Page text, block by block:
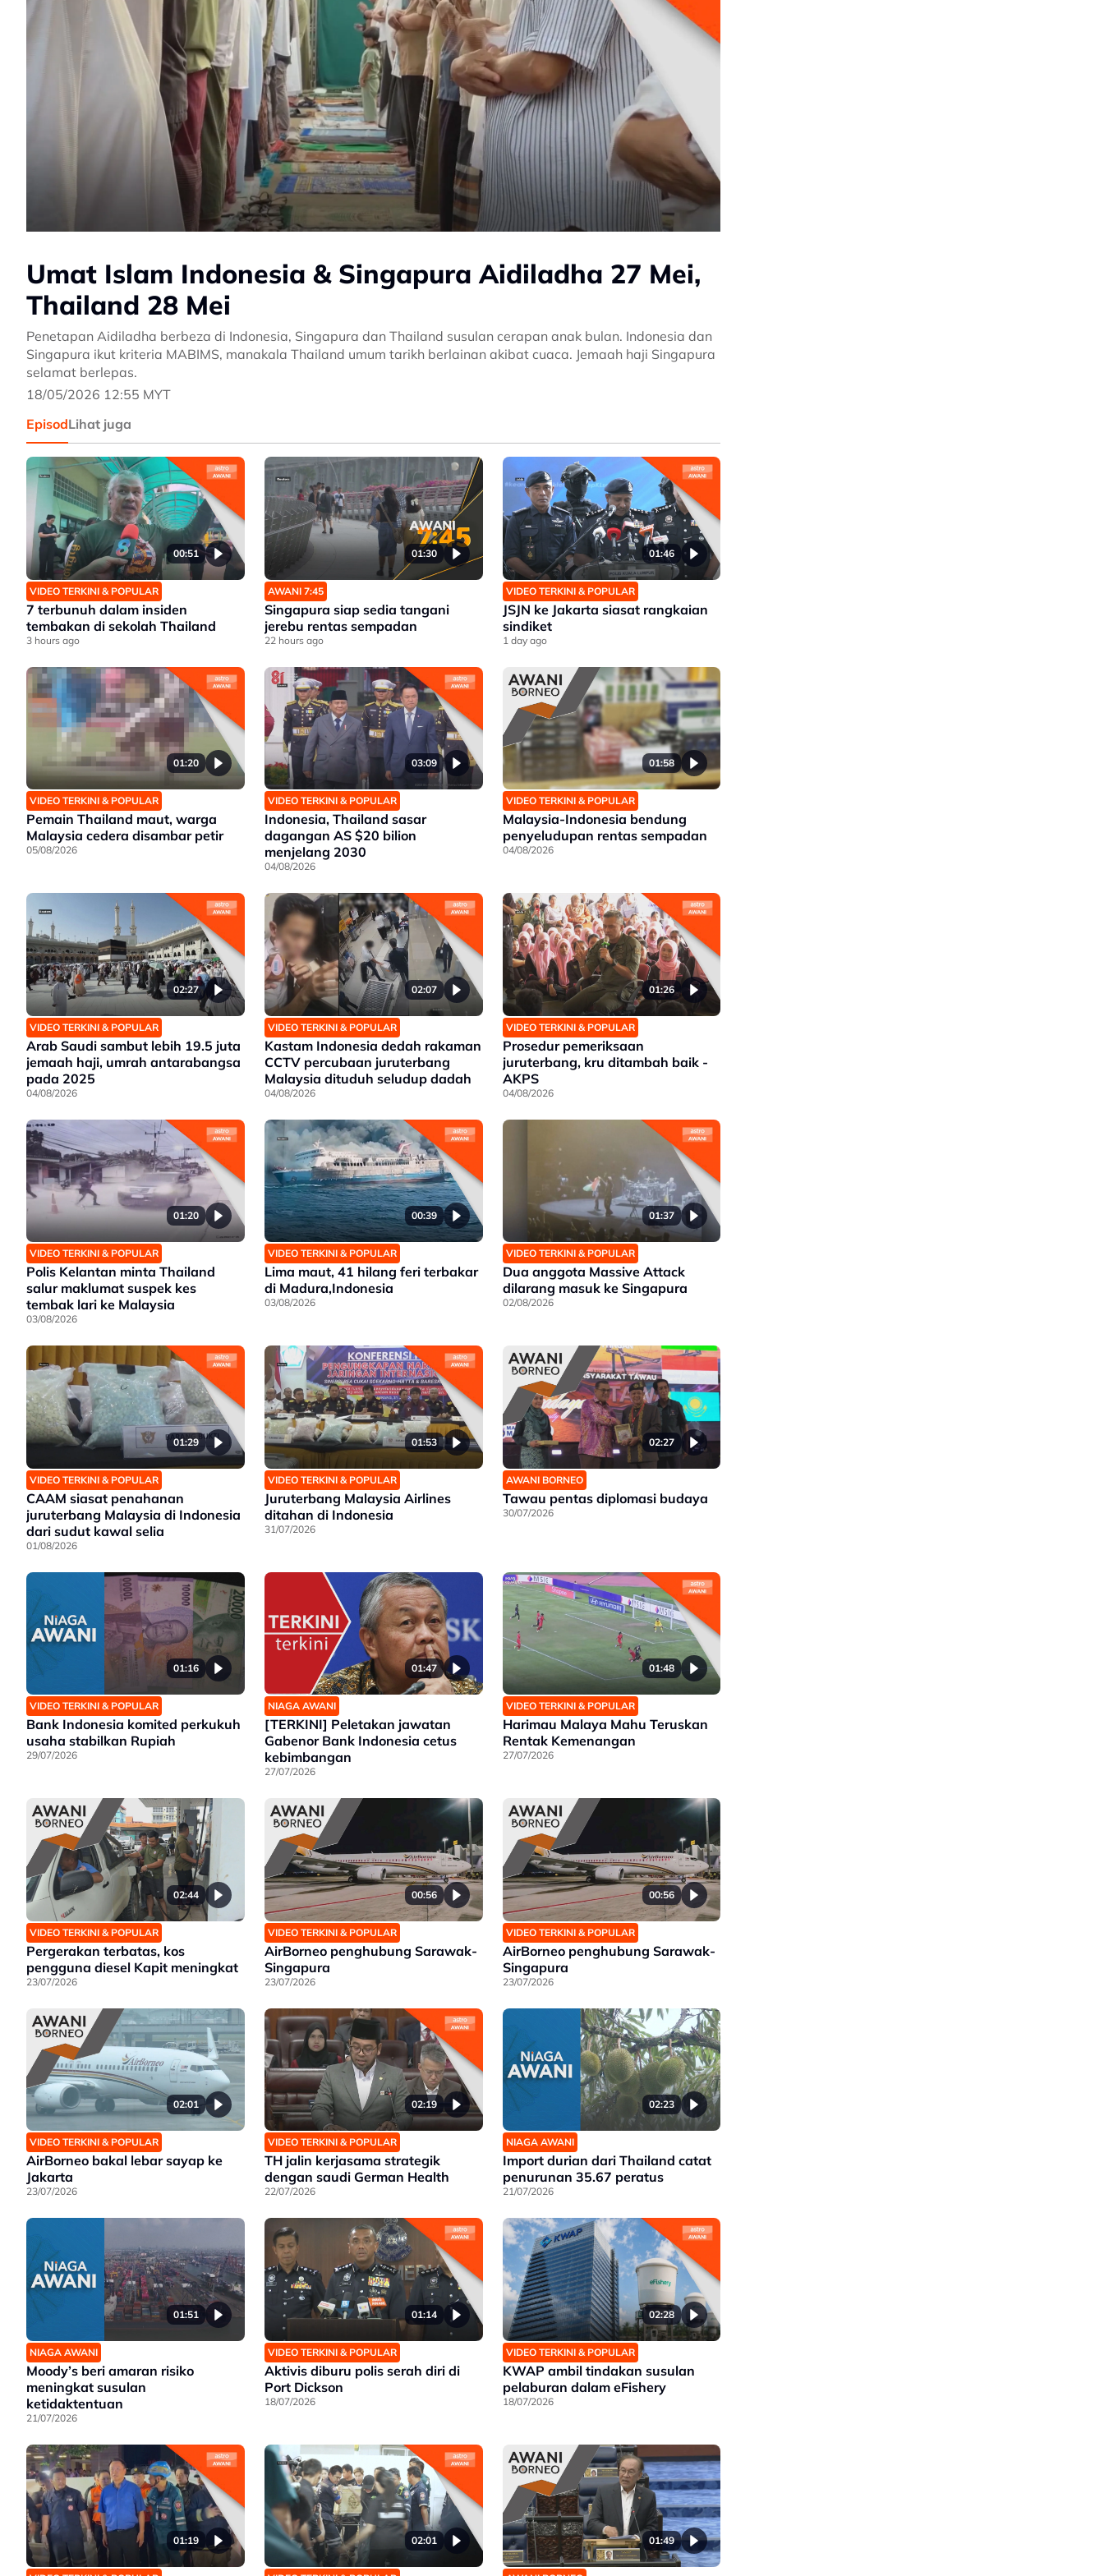
Umat Islam Indonesia & Singapura Aidiladha 27 Mei,
Thailand 28 Mei
Penetapan Aidiladha berbeza di Indonesia, Singapura dan Thailand susulan cerapan anak bulan. Indonesia dan
Singapura ikut kriteria MABIMS, manakala Thailand umum tarikh berlainan akibat cuaca. Jemaah haji Singapura
selamat berlepas.
18/05/2026 12:55 MYT
EpisodLihat juga
00:51
VIDEO TERKINI & POPULAR
7 terbunuh dalam insiden
tembakan di sekolah Thailand
3 hours ago
01:30
AWANI 7:45
Singapura siap sedia tangani
jerebu rentas sempadan
22 hours ago
01:46
VIDEO TERKINI & POPULAR
JSJN ke Jakarta siasat rangkaian
sindiket
1 day ago
01:20
VIDEO TERKINI & POPULAR
Pemain Thailand maut, warga
Malaysia cedera disambar petir
05/08/2026
03:09
VIDEO TERKINI & POPULAR
Indonesia, Thailand sasar
dagangan AS $20 bilion
menjelang 2030
04/08/2026
01:58
VIDEO TERKINI & POPULAR
Malaysia-Indonesia bendung
penyeludupan rentas sempadan
04/08/2026
02:27
VIDEO TERKINI & POPULAR
Arab Saudi sambut lebih 19.5 juta
jemaah haji, umrah antarabangsa
pada 2025
04/08/2026
02:07
VIDEO TERKINI & POPULAR
Kastam Indonesia dedah rakaman
CCTV percubaan juruterbang
Malaysia dituduh seludup dadah
04/08/2026
01:26
VIDEO TERKINI & POPULAR
Prosedur pemeriksaan
juruterbang, kru ditambah baik -
AKPS
04/08/2026
01:20
VIDEO TERKINI & POPULAR
Polis Kelantan minta Thailand
salur maklumat suspek kes
tembak lari ke Malaysia
03/08/2026
00:39
VIDEO TERKINI & POPULAR
Lima maut, 41 hilang feri terbakar
di Madura,Indonesia
03/08/2026
01:37
VIDEO TERKINI & POPULAR
Dua anggota Massive Attack
dilarang masuk ke Singapura
02/08/2026
01:29
VIDEO TERKINI & POPULAR
CAAM siasat penahanan
juruterbang Malaysia di Indonesia
dari sudut kawal selia
01/08/2026
01:53
VIDEO TERKINI & POPULAR
Juruterbang Malaysia Airlines
ditahan di Indonesia
31/07/2026
02:27
AWANI BORNEO
Tawau pentas diplomasi budaya
30/07/2026
01:16
VIDEO TERKINI & POPULAR
Bank Indonesia komited perkukuh
usaha stabilkan Rupiah
29/07/2026
01:47
NIAGA AWANI
[TERKINI] Peletakan jawatan
Gabenor Bank Indonesia cetus
kebimbangan
27/07/2026
01:48
VIDEO TERKINI & POPULAR
Harimau Malaya Mahu Teruskan
Rentak Kemenangan
27/07/2026
02:44
VIDEO TERKINI & POPULAR
Pergerakan terbatas, kos
pengguna diesel Kapit meningkat
23/07/2026
00:56
VIDEO TERKINI & POPULAR
AirBorneo penghubung Sarawak-
Singapura
23/07/2026
00:56
VIDEO TERKINI & POPULAR
AirBorneo penghubung Sarawak-
Singapura
23/07/2026
02:01
VIDEO TERKINI & POPULAR
AirBorneo bakal lebar sayap ke
Jakarta
23/07/2026
02:19
VIDEO TERKINI & POPULAR
TH jalin kerjasama strategik
dengan saudi German Health
22/07/2026
02:23
NIAGA AWANI
Import durian dari Thailand catat
penurunan 35.67 peratus
21/07/2026
01:51
NIAGA AWANI
Moody’s beri amaran risiko
meningkat susulan
ketidaktentuan
21/07/2026
01:14
VIDEO TERKINI & POPULAR
Aktivis diburu polis serah diri di
Port Dickson
18/07/2026
02:28
VIDEO TERKINI & POPULAR
KWAP ambil tindakan susulan
pelaburan dalam eFishery
18/07/2026
01:19 02:01 01:49